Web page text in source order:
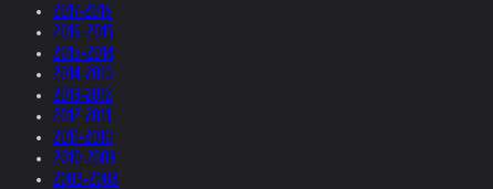
2017-2016
2016-2015
2015-2014
2014-2013
2013-2012
2012-2011
2011-2010
2010-2009
2009-2008